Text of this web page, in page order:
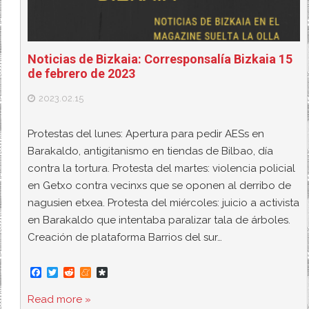
Noticias de Bizkaia: Corresponsalía Bizkaia 15
de febrero de 2023
2023.02.15
Protestas del lunes: Apertura para pedir AESs en
Barakaldo, antigitanismo en tiendas de Bilbao, día
contra la tortura. Protesta del martes: violencia policial
en Getxo contra vecinxs que se oponen al derribo de
nagusien etxea. Protesta del miércoles: juicio a activista
en Barakaldo que intentaba paralizar tala de árboles.
Creación de plataforma Barrios del sur…
F
e
T
t
R
d
M
Read more »